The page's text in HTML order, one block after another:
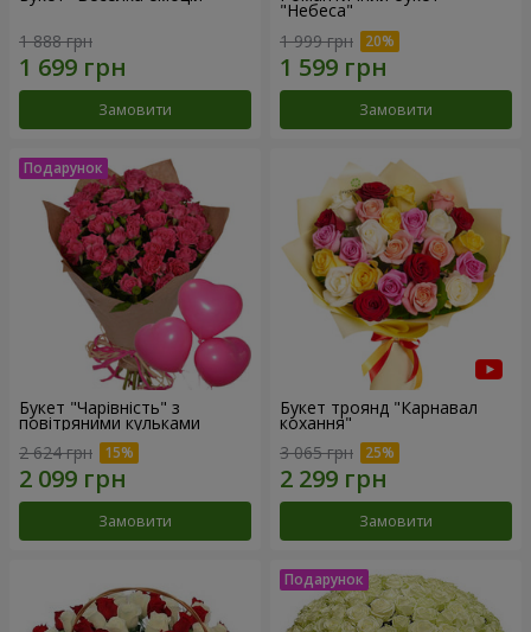
1 888 грн
Замовити
"Небеса"
1 999 грн
Замовити
Букет "Чарівність" з
повітряними кульками
2 624 грн
Замовити
Букет троянд "Карнавал
кохання"
3 065 грн
Замовити